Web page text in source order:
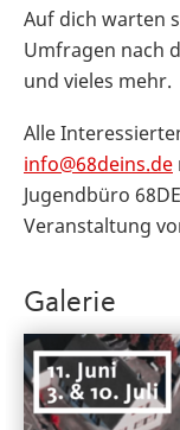
Auf dich warten
Umfragen nach
und vieles mehr.
Alle
info@68deins.de
Jugendbüro
Veranstaltung
Galerie